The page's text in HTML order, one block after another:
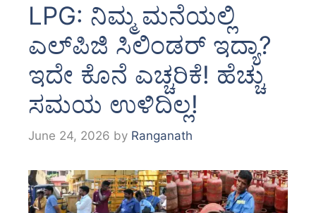
LPG: ನಿಮ್ಮ ಮನೆಯಲ್ಲಿ
ಎಲ್‌ಪಿಜಿ ಸಿಲಿಂಡರ್‌ ಇದ್ಯಾ?
ಇದೇ ಕೊನೆ ಎಚ್ಚರಿಕೆ! ಹೆಚ್ಚು
ಸಮಯ ಉಳಿದಿಲ್ಲ!
June 24, 2026 by Ranganath